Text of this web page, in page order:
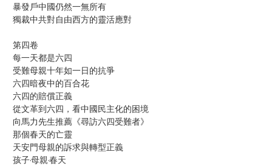
暴發戶中國仍然一無所有
獨裁中共對自由西方的靈活應對
第四卷
每一天都是六四
受難母親十年如一日的抗爭
六四暗夜中的百合花
六四的賠償正義
從文革到六四，看中國民主化的困境
向馬力先生推薦《尋訪六四受難者》
那個春天的亡靈
天安門母親的訴求與轉型正義
孩子·母親·春天